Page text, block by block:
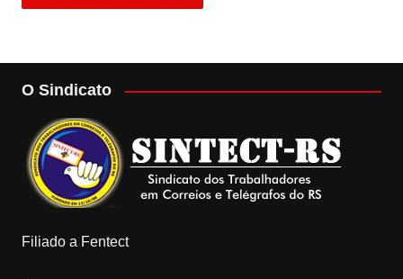
O Sindicato
Filiado a Fentect